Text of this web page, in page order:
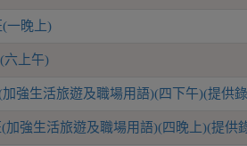
(一晚上)
六上午)
加強生活旅遊及職場用語)(四下午)(提供
(加強生活旅遊及職場用語)(四晚上)(提供